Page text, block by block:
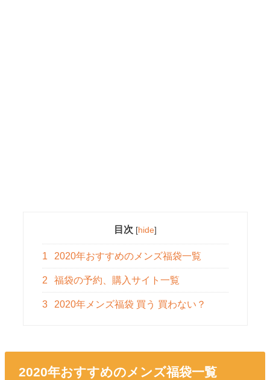
目次 [hide]
1 2020年おすすめのメンズ福袋一覧
2 福袋の予約、購入サイト一覧
3 2020年メンズ福袋 買う 買わない？
2020年おすすめのメンズ福袋一覧